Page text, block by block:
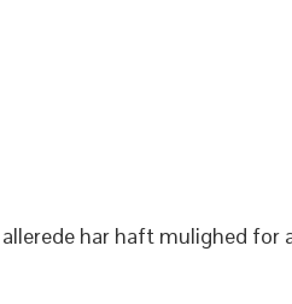
har haft mulighed